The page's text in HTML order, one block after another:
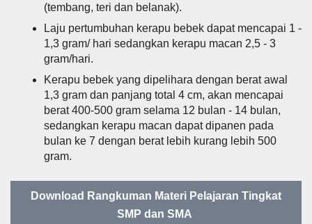
(tembang, teri dan belanak).
Laju pertumbuhan kerapu bebek dapat mencapai 1 -
1,3 gram/ hari sedangkan kerapu macan 2,5 - 3
gram/hari.
Kerapu bebek yang dipelihara dengan berat awal
1,3 gram dan panjang total 4 cm, akan mencapai
berat 400-500 gram selama 12 bulan - 14 bulan,
sedangkan kerapu macan dapat dipanen pada
bulan ke 7 dengan berat lebih kurang lebih 500
gram.
Download Rangkuman Materi Pelajaran Tingkat
SMP dan SMA